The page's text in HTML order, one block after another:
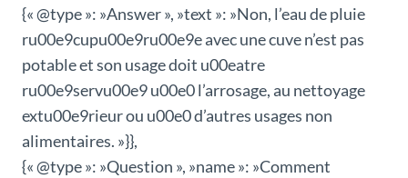
{« @type »: »Answer », »text »: »Non, l’eau de pluie
ru00e9cupu00e9ru00e9e avec une cuve n’est pas
potable et son usage doit u00eatre
ru00e9servu00e9 u00e0 l’arrosage, au nettoyage
extu00e9rieur ou u00e0 d’autres usages non
alimentaires. »}},
{« @type »: »Question », »name »: »Comment